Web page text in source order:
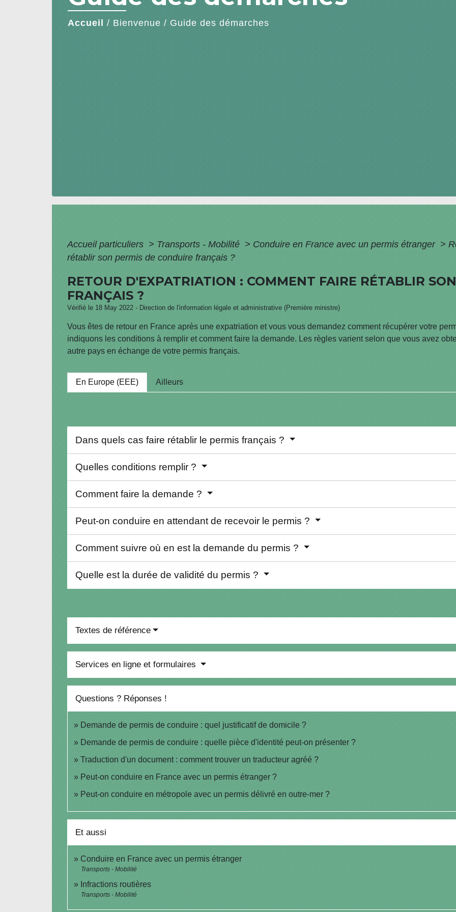
Accueil / Bienvenue / Guide des démarches
Accueil particuliers > Transports - Mobilité > Conduire en France avec un permis étranger >
rétablir son permis de conduire français ?
RETOUR D'EXPATRIATION : COMMENT FAIRE RÉTABLIR
FRANÇAIS ?
Vérifié le 18 May 2022 - Direction de l'information légale et administrative (Première ministre)
Vous êtes de retour en France après une expatriation et vous vous demandez comment récupérer votre
indiquons les conditions à remplir et comment faire la demande. Les règles varient selon que vous avez
autre pays en échange de votre permis français.
En Europe (EEE) Ailleurs
Dans quels cas faire rétablir le permis français ?
Quelles conditions remplir ?
Comment faire la demande ?
Peut-on conduire en attendant de recevoir le permis ?
Comment suivre où en est la demande du permis ?
Quelle est la durée de validité du permis ?
Textes de référence
Services en ligne et formulaires
Questions ? Réponses !
Demande de permis de conduire : quel justificatif de domicile ?
Demande de permis de conduire : quelle pièce d'identité peut-on présenter ?
Traduction d'un document : comment trouver un traducteur agréé ?
Peut-on conduire en France avec un permis étranger ?
Peut-on conduire en métropole avec un permis délivré en outre-mer ?
Et aussi
Conduire en France avec un permis étranger
Transports - Mobilité
Infractions routières
Transports - Mobilité